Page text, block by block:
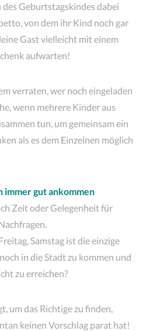
Geburtstagskindes dabei
von dem ihr Kind noch gar
Gast vielleicht mit einem
aufwarten!
verraten, wer noch eingeladen
wenn mehrere Kinder aus
tun, um gemeinsam ein
als es dem Einzelnen möglich
immer gut ankommen
Zeit oder Gelegenheit für
Samstag ist die einzige
in die Stadt zu kommen und
zu erreichen?
um das Richtige zu finden,
keinen Vorschlag parat hat!